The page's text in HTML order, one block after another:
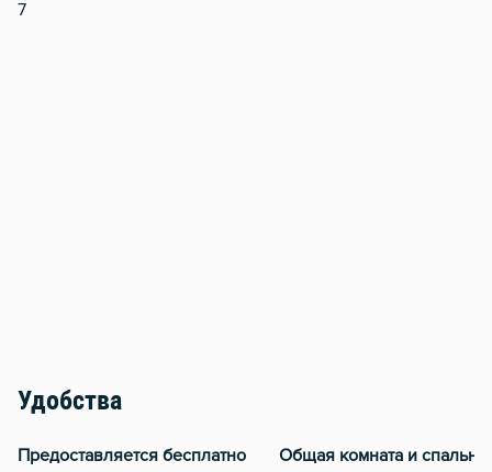
7
Удобства
Предоставляется бесплатно Общая комната и спальня